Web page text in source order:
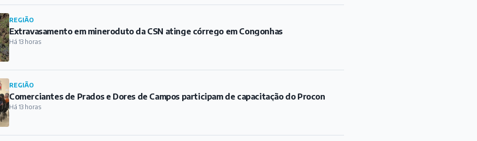
Há 13 horas
Há 13 horas
Há 14 horas